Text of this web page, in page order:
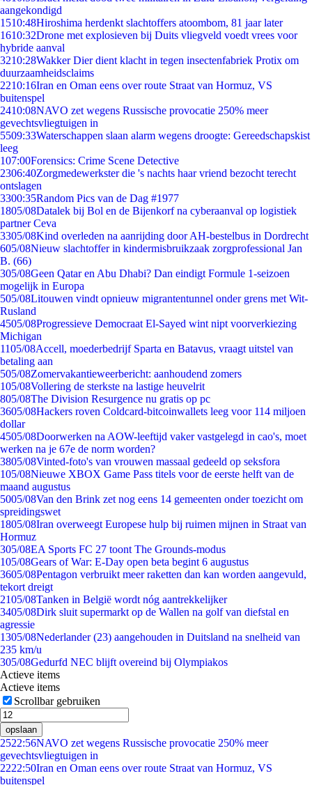
aangekondigd
1510:48Hiroshima herdenkt slachtoffers atoombom, 81 jaar later
1610:32Drone met explosieven bij Duits vliegveld voedt vrees voor
hybride aanval
3210:28Wakker Dier dient klacht in tegen insectenfabriek Protix om
duurzaamheidsclaims
2210:16Iran en Oman eens over route Straat van Hormuz, VS
buitenspel
2410:08NAVO zet wegens Russische provocatie 250% meer
gevechtsvliegtuigen in
5509:33Waterschappen slaan alarm wegens droogte: Gereedschapskist
leeg
107:00Forensics: Crime Scene Detective
2306:40Zorgmedewerkster die 's nachts haar vriend bezocht terecht
ontslagen
3300:35Random Pics van de Dag #1977
1805/08Datalek bij Bol en de Bijenkorf na cyberaanval op logistiek
partner Ceva
3305/08Kind overleden na aanrijding door AH-bestelbus in Dordrecht
605/08Nieuw slachtoffer in kindermisbruikzaak zorgprofessional Jan
B. (66)
305/08Geen Qatar en Abu Dhabi? Dan eindigt Formule 1-seizoen
mogelijk in Europa
505/08Litouwen vindt opnieuw migrantentunnel onder grens met Wit-
Rusland
4505/08Progressieve Democraat El-Sayed wint nipt voorverkiezing
Michigan
1105/08Accell, moederbedrijf Sparta en Batavus, vraagt uitstel van
betaling aan
505/08Zomervakantieweerbericht: aanhoudend zomers
105/08Vollering de sterkste na lastige heuvelrit
805/08The Division Resurgence nu gratis op pc
3605/08Hackers roven Coldcard-bitcoinwallets leeg voor 114 miljoen
dollar
4505/08Doorwerken na AOW-leeftijd vaker vastgelegd in cao's, moet
werken na je 67e de norm worden?
3805/08Vinted-foto's van vrouwen massaal gedeeld op seksfora
105/08Nieuwe XBOX Game Pass titels voor de eerste helft van de
maand augustus
5005/08Van den Brink zet nog eens 14 gemeenten onder toezicht om
spreidingswet
1805/08Iran overweegt Europese hulp bij ruimen mijnen in Straat van
Hormuz
305/08EA Sports FC 27 toont The Grounds-modus
105/08Gears of War: E-Day open beta begint 6 augustus
3605/08Pentagon verbruikt meer raketten dan kan worden aangevuld,
tekort dreigt
2105/08Tanken in België wordt nóg aantrekkelijker
3405/08Dirk sluit supermarkt op de Wallen na golf van diefstal en
agressie
1305/08Nederlander (23) aangehouden in Duitsland na snelheid van
235 km/u
305/08Gedurfd NEC blijft overeind bij Olympiakos
Actieve items
Actieve items
Scrollbar gebruiken
opslaan
2522:56NAVO zet wegens Russische provocatie 250% meer
gevechtsvliegtuigen in
2222:50Iran en Oman eens over route Straat van Hormuz, VS
buitenspel